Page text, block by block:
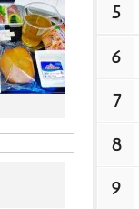
5
6
7
8
9